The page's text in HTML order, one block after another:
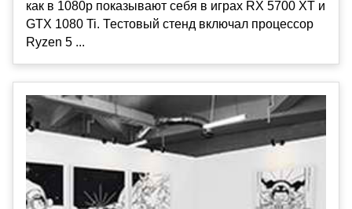
как в 1080р показывают себя в играх RX 5700 XT и
GTX 1080 Ti. Тестовый стенд включал процессор
Ryzen 5 ...